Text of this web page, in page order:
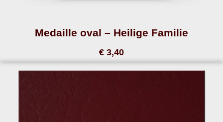
Medaille oval – Heilige Familie
€ 3,40